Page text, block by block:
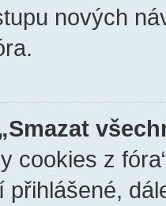
nových
cookies z
přihlášené,